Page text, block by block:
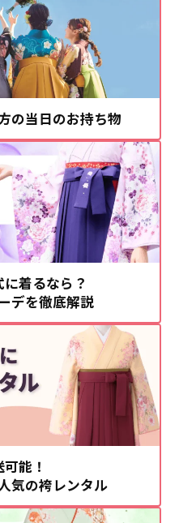
の当日のお持ち物
着るなら？
デを徹底解説
能！
気の袴レンタル